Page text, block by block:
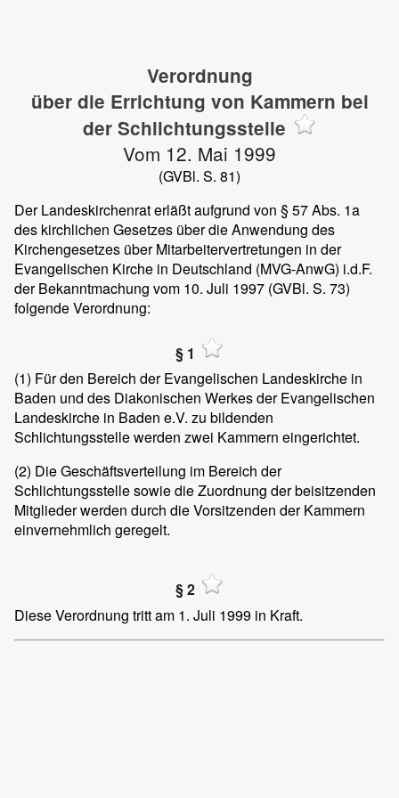
Verordnung
über die Errichtung von Kammern bei
der Schlichtungsstelle
Vom 12. Mai 1999
(GVBl. S. 81)
Der Landeskirchenrat erläßt aufgrund von § 57 Abs. 1a
des kirchlichen Gesetzes über die Anwendung des
Kirchengesetzes über Mitarbeitervertretungen in der
Evangelischen Kirche in Deutschland (MVG-AnwG) i.d.F.
der Bekanntmachung vom 10. Juli 1997 (GVBl. S. 73)
folgende Verordnung:
§ 1
(1) Für den Bereich der Evangelischen Landeskirche in
Baden und des Diakonischen Werkes der Evangelischen
Landeskirche in Baden e.V. zu bildenden
Schlichtungsstelle werden zwei Kammern eingerichtet.
(2) Die Geschäftsverteilung im Bereich der
Schlichtungsstelle sowie die Zuordnung der beisitzenden
Mitglieder werden durch die Vorsitzenden der Kammern
einvernehmlich geregelt.
§ 2
Diese Verordnung tritt am 1. Juli 1999 in Kraft.